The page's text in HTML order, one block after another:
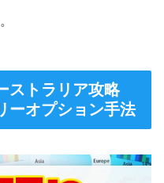
ストラリア攻略
ーオプション手法